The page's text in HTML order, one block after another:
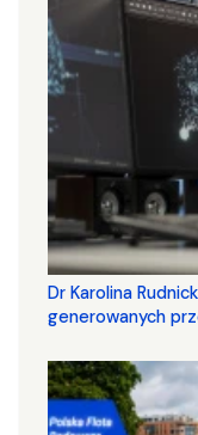
Dr Karolina
generowanych